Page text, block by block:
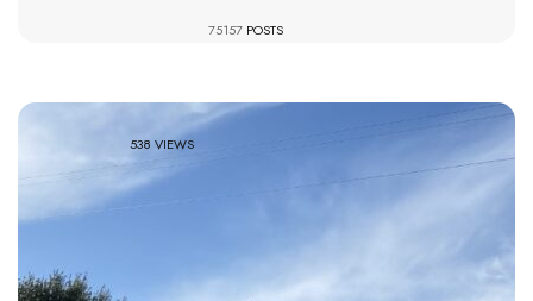
75157 POSTS
538 VIEWS